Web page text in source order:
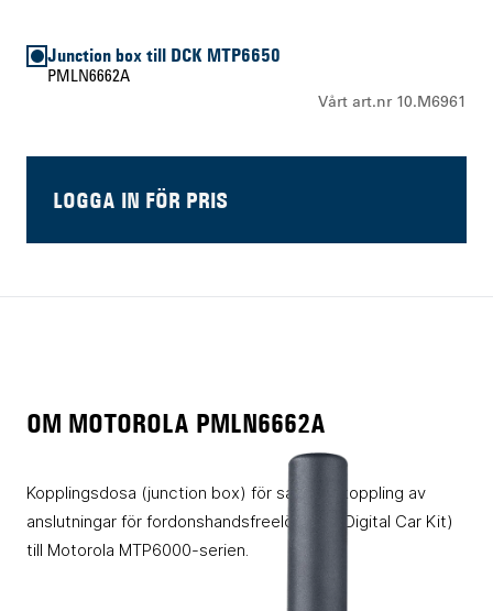
Junction box till DCK MTP6650
PMLN6662A
Vårt art.nr 10.M6961
LOGGA IN FÖR PRIS
OM MOTOROLA PMLN6662A
Kopplingsdosa (junction box) för sammankoppling av
anslutningar för fordonshandsfreelösning (Digital Car Kit)
till Motorola MTP6000-serien.